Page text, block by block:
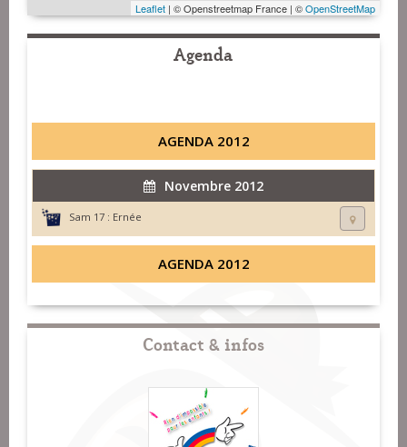
Leaflet | © Openstreetmap France | ©OpenStreetMap
Agenda
AGENDA 2012
Novembre 2012
Sam 17 : Ernée
AGENDA 2012
Contact & infos